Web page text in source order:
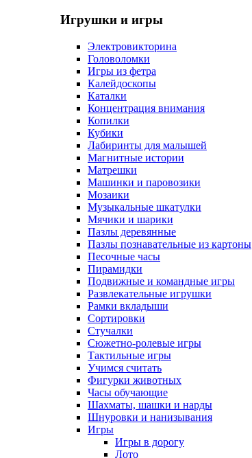
Игрушки и игры
Электровикторина
Головоломки
Игры из фетра
Калейдоскопы
Каталки
Концентрация внимания
Копилки
Кубики
Лабиринты для малышей
Магнитные истории
Матрешки
Машинки и паровозики
Мозаики
Музыкальные шкатулки
Мячики и шарики
Пазлы деревянные
Пазлы познавательные из картоны
Песочные часы
Пирамидки
Подвижные и командные игры
Развлекательные игрушки
Рамки вкладыши
Сортировки
Стучалки
Сюжетно-ролевые игры
Тактильные игры
Учимся считать
Фигурки животных
Часы обучающие
Шахматы, шашки и нарды
Шнуровки и нанизывания
Игры
Игры в дорогу
Лото